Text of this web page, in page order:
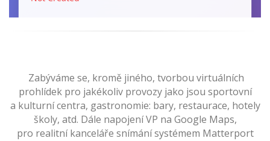
Zabýváme se, kromě jiného, tvorbou virtuálních
prohlídek pro jakékoliv provozy jako jsou sportovní
a kulturní centra, gastronomie: bary, restaurace, hotely
školy, atd. Dále napojení VP na Google Maps,
pro realitní kanceláře snímání systémem Matterport